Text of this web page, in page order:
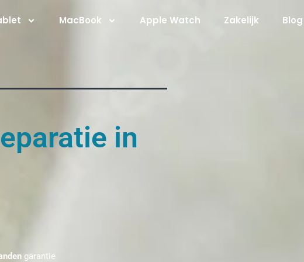
MacBook Apple Watch Zakelijk Blog
in
garantie